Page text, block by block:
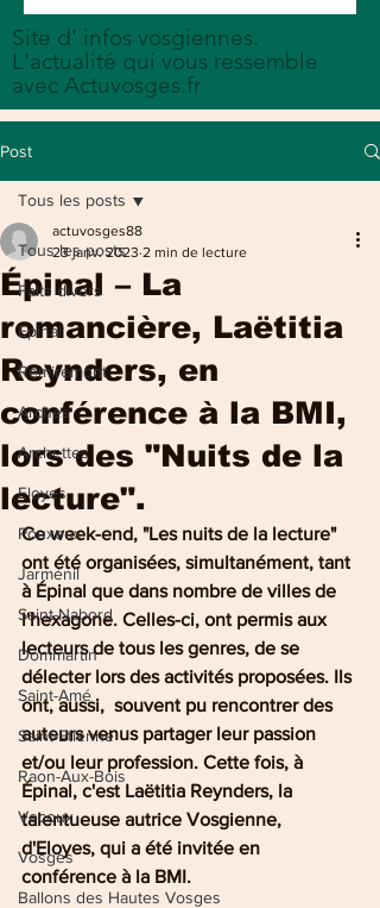
Site d' infos vosgiennes.
L'actualité qui vous ressemble
avec Actuvosges.fr
Post
Tous les posts
Faits divers
Epinal
Remiremont
Arches
Archettes
Eloyes
Pouxeux
Jarménil
Saint-Nabord
Dommartin
Saint-Amé
Saint-Etienne
Raon-Aux-Bois
Vecoux
Vosges
Ballons des Hautes Vosges
Tous les posts
Épinal – La
romancière, Laëtitia
Reynders, en
conférence à la BMI,
lors des "Nuits de la
lecture".
actuvosges88
23 janv. 2023 2 min de lecture
Ce week-end, "Les nuits de la lecture"
ont été organisées, simultanément, tant
à Épinal que dans nombre de villes de
l'hexagone. Celles-ci, ont permis aux
lecteurs de tous les genres, de se
délecter lors des activités proposées. Ils
ont, aussi,  souvent pu rencontrer des
auteurs venus partager leur passion
et/ou leur profession. Cette fois, à
Épinal, c'est Laëtitia Reynders, la
talentueuse autrice Vosgienne,
d'Eloyes, qui a été invitée en
conférence à la BMI.